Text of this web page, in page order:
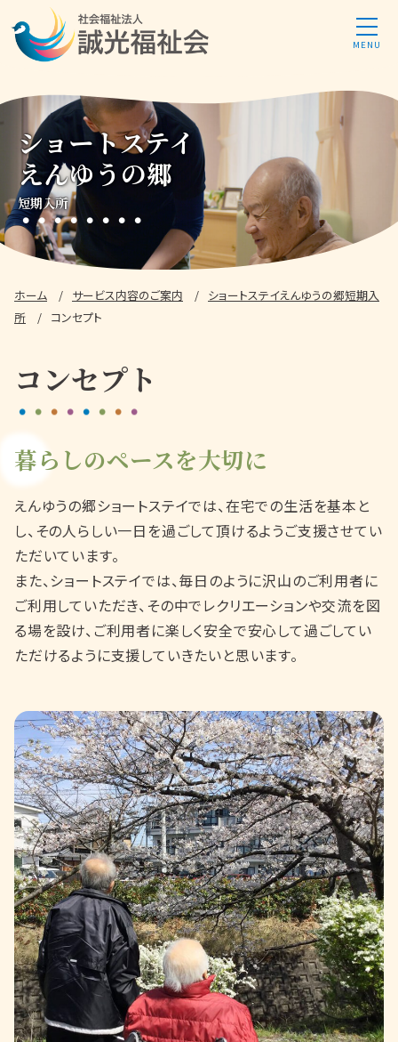
ショートステイ
えんゆうの郷
短期入所
ホーム サービス内容のご案内 ショートステイえんゆうの郷短期入
所
コンセプト
コンセプト
暮らしのペースを大切に
えんゆうの郷ショートステイでは、在宅での生活を基本と
し、その人らしい一日を過ごして頂けるようご支援させてい
ただいています。
また、ショートステイでは、毎日のように沢山のご利用者に
ご利用していただき、その中でレクリエーションや交流を図
る場を設け、ご利用者に楽しく安全で安心して過ごしてい
ただけるように支援していきたいと思います。